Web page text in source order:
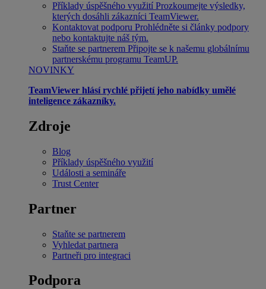
Příklady úspěšného využití Prozkoumejte výsledky,
kterých dosáhli zákazníci TeamViewer.
Kontaktovat podporu Prohlédněte si články podpory
nebo kontaktujte náš tým.
Staňte se partnerem Připojte se k našemu globálnímu
partnerskému programu TeamUP.
NOVINKY
TeamViewer hlásí rychlé přijetí jeho nabídky umělé
inteligence zákazníky.
Zdroje
Blog
Příklady úspěšného využití
Události a semináře
Trust Center
Partner
Staňte se partnerem
Vyhledat partnera
Partneři pro integraci
Podpora